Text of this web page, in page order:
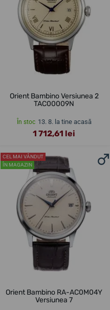
Orient Bambino Versiunea 2
TAC00009N
În stoc 13. 8. la tine acasă
1 712,61 lei
CEL MAI VÂNDUT
ÎN MAGAZIN
Orient Bambino RA-AC0M04Y
Versiunea 7